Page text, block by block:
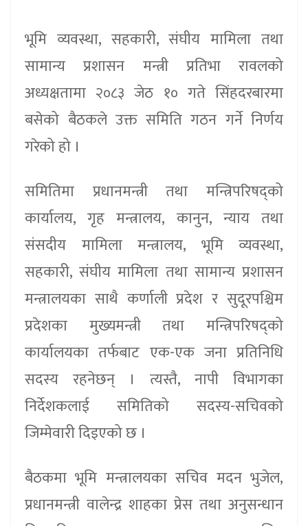
भूमि व्यवस्था, सहकारी, संघीय मामिला तथा
सामान्य प्रशासन मन्त्री प्रतिभा रावलको
अध्यक्षतामा २०८३ जेठ १० गते सिंहदरबारमा
बसेको बैठकले उक्त समिति गठन गर्ने निर्णय
गरेको हो ।
समितिमा प्रधानमन्त्री तथा मन्त्रिपरिषद्को
कार्यालय, गृह मन्त्रालय, कानुन, न्याय तथा
संसदीय मामिला मन्त्रालय, भूमि व्यवस्था,
सहकारी, संघीय मामिला तथा सामान्य प्रशासन
मन्त्रालयका साथै कर्णाली प्रदेश र सुदूरपश्चिम
प्रदेशका मुख्यमन्त्री तथा मन्त्रिपरिषद्को
कार्यालयका तर्फबाट एक-एक जना प्रतिनिधि
सदस्य रहनेछन् । त्यस्तै, नापी विभागका
निर्देशकलाई समितिको सदस्य-सचिवको
जिम्मेवारी दिइएको छ ।
बैठकमा भूमि मन्त्रालयका सचिव मदन भुजेल,
प्रधानमन्त्री वालेन्द्र शाहका प्रेस तथा अनुसन्धान